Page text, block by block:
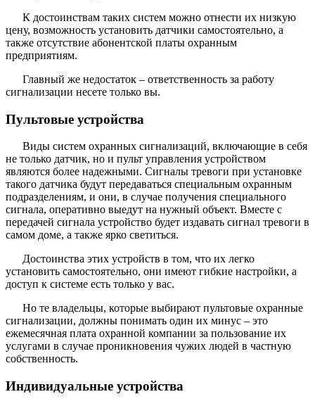
К достоинствам таких систем можно отнести их низкую
цену, возможность установить датчики самостоятельно, а
также отсутствие абонентской платы охранным
предприятиям.
Главный же недостаток – ответственность за работу
сигнализации несете только вы.
Пультовые устройства
Виды систем охранных сигнализаций, включающие в себя
не только датчик, но и пульт управления устройством
являются более надежными. Сигналы тревоги при установке
такого датчика будут передаваться специальным охранным
подразделениям, и они, в случае получения специального
сигнала, оперативно выедут на нужный объект. Вместе с
передачей сигнала устройство будет издавать сигнал тревоги в
самом доме, а также ярко светиться.
Достоинства этих устройств в том, что их легко
установить самостоятельно, они имеют гибкие настройки, а
доступ к системе есть только у вас.
Но те владельцы, которые выбирают пультовые охранные
сигнализации, должны понимать один их минус – это
ежемесячная плата охранной компании за пользование их
услугами в случае проникновения чужих людей в частную
собственность.
Индивидуальные устройства